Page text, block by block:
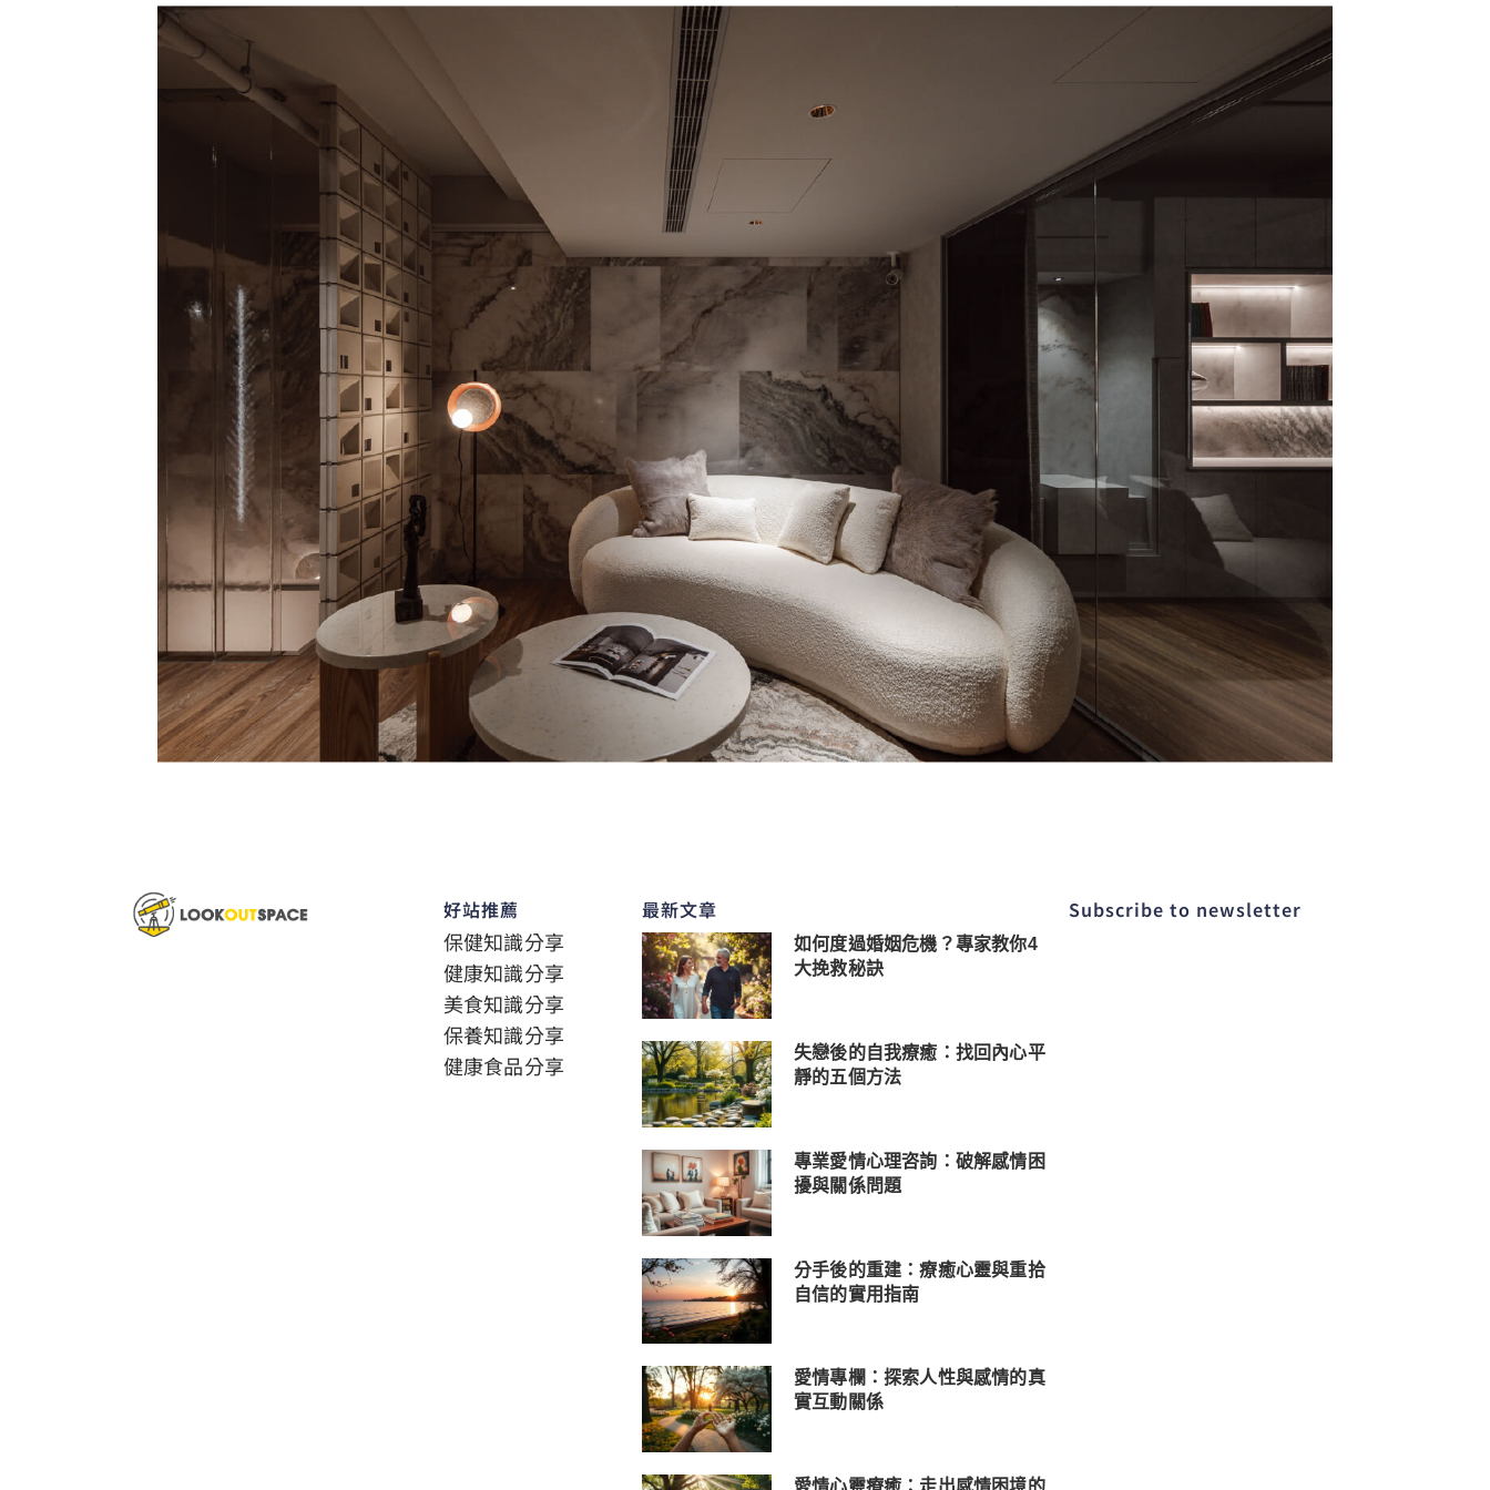
好站推薦
保健知識分享
健康知識分享
美食知識分享
保養知識分享
健康食品分享
最新文章
如何度過婚姻危機？專家教你4
大挽救秘訣
失戀後的自我療癒：找回內心平
靜的五個方法
專業愛情心理咨詢：破解感情困
擾與關係問題
分手後的重建：療癒心靈與重拾
自信的實用指南
愛情專欄：探索人性與感情的真
實互動關係
Subscribe to newsletter​